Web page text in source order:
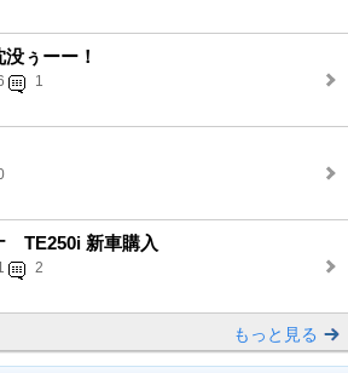
ぅーー！
1
TE250i 新車購入
2
もっと見る